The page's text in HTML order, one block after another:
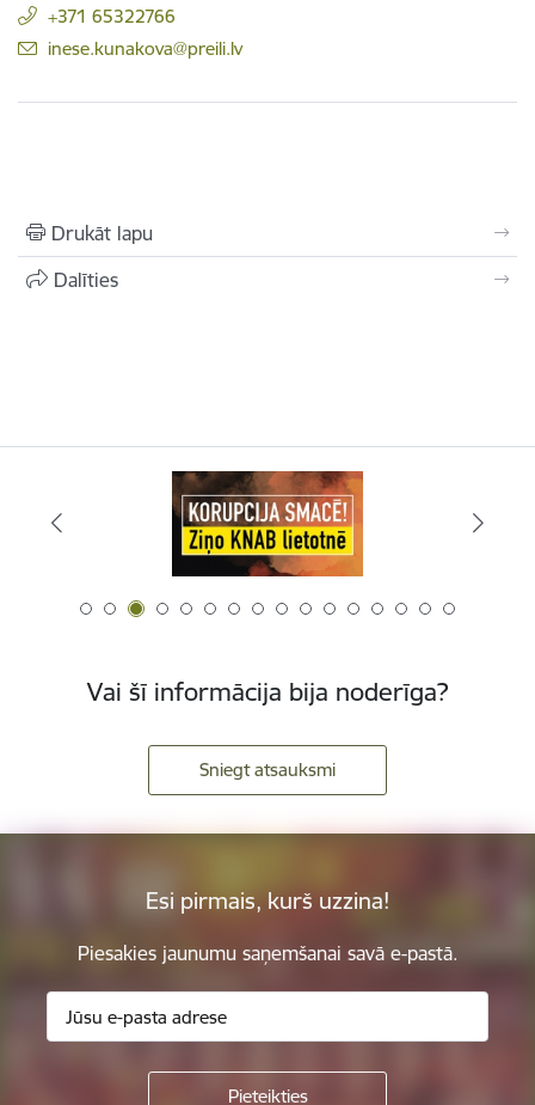
+371 65322766
E-pasts:
inese.kunakova@preili.lv
Drukāt lapu
Dalīties
Vai šī informācija bija noderīga?
Sniegt atsauksmi
Esi pirmais, kurš uzzina!
Piesakies jaunumu saņemšanai savā e-pastā.